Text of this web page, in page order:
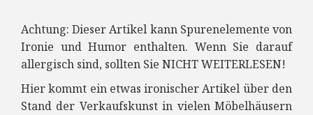
Achtung: Dieser Artikel kann Spurenelemente von
Ironie und Humor enthalten. Wenn Sie darauf
allergisch sind, sollten Sie NICHT WEITERLESEN!
Hier kommt ein etwas ironischer Artikel über den
Stand der Verkaufskunst in vielen Möbelhäusern